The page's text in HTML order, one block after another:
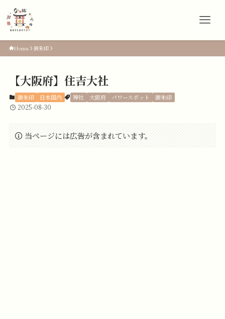
Homu 御朱印
【大阪府】住吉大社
御朱印 日本国内 神社 大阪府 パワースポット 御朱印
2025-08-30
当ページには広告が含まれています。